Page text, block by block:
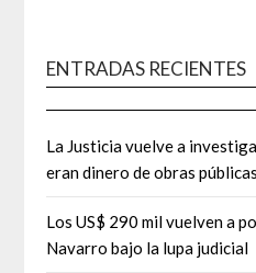
ENTRADAS RECIENTES
La Justicia vuelve a
eran dinero de obras
Los US$ 290 mil vuelven a
Navarro bajo la lupa judicial